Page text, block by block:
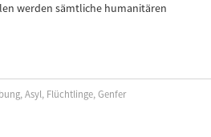
werden sämtliche humanitären
,Asyl, Flüchtlinge,Genfer